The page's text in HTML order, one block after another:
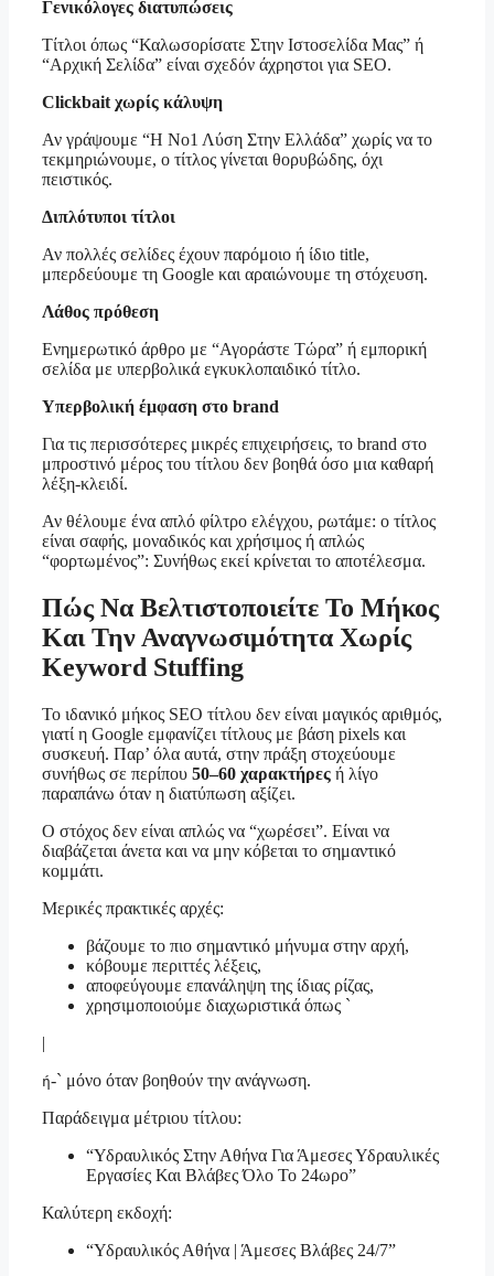
Γενικόλογες διατυπώσεις
Τίτλοι όπως “Καλωσορίσατε Στην Ιστοσελίδα Μας” ή
“Αρχική Σελίδα” είναι σχεδόν άχρηστοι για SEO.
Clickbait χωρίς κάλυψη
Αν γράψουμε “Η Νο1 Λύση Στην Ελλάδα” χωρίς να το
τεκμηριώνουμε, ο τίτλος γίνεται θορυβώδης, όχι
πειστικός.
Διπλότυποι τίτλοι
Αν πολλές σελίδες έχουν παρόμοιο ή ίδιο title,
μπερδεύουμε τη Google και αραιώνουμε τη στόχευση.
Λάθος πρόθεση
Ενημερωτικό άρθρο με “Αγοράστε Τώρα” ή εμπορική
σελίδα με υπερβολικά εγκυκλοπαιδικό τίτλο.
Υπερβολική έμφαση στο brand
Για τις περισσότερες μικρές επιχειρήσεις, το brand στο
μπροστινό μέρος του τίτλου δεν βοηθά όσο μια καθαρή
λέξη-κλειδί.
Αν θέλουμε ένα απλό φίλτρο ελέγχου, ρωτάμε: ο τίτλος
είναι σαφής, μοναδικός και χρήσιμος ή απλώς
“φορτωμένος”: Συνήθως εκεί κρίνεται το αποτέλεσμα.
Πώς Να Βελτιστοποιείτε Το Μήκος
Και Την Αναγνωσιμότητα Χωρίς
Keyword Stuffing
Το ιδανικό μήκος SEO τίτλου δεν είναι μαγικός αριθμός,
γιατί η Google εμφανίζει τίτλους με βάση pixels και
συσκευή. Παρ’ όλα αυτά, στην πράξη στοχεύουμε
συνήθως σε περίπου 50–60 χαρακτήρες ή λίγο
παραπάνω όταν η διατύπωση αξίζει.
Ο στόχος δεν είναι απλώς να “χωρέσει”. Είναι να
διαβάζεται άνετα και να μην κόβεται το σημαντικό
κομμάτι.
Μερικές πρακτικές αρχές:
βάζουμε το πιο σημαντικό μήνυμα στην αρχή,
κόβουμε περιττές λέξεις,
αποφεύγουμε επανάληψη της ίδιας ρίζας,
χρησιμοποιούμε διαχωριστικά όπως `
|
ή-` μόνο όταν βοηθούν την ανάγνωση.
Παράδειγμα μέτριου τίτλου:
“Υδραυλικός Στην Αθήνα Για Άμεσες Υδραυλικές
Εργασίες Και Βλάβες Όλο Το 24ωρο”
Καλύτερη εκδοχή:
“Υδραυλικός Αθήνα | Άμεσες Βλάβες 24/7”